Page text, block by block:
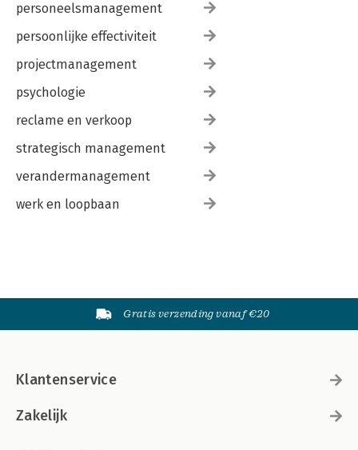
personeelsmanagement
persoonlijke effectiviteit
projectmanagement
psychologie
reclame en verkoop
strategisch management
verandermanagement
werk en loopbaan
Gratis verzending vanaf €20
Klantenservice
Zakelijk